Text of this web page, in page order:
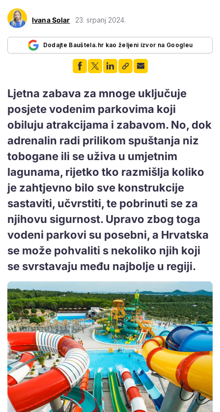
Ivana Solar 23. srpanj 2024.
Dodajte Bauštela.hr kao željeni izvor na Googleu
Ljetna zabava za mnoge uključuje
posjete vodenim parkovima koji
obiluju atrakcijama i zabavom. No, dok
adrenalin radi prilikom spuštanja niz
tobogane ili se uživa u umjetnim
lagunama, rijetko tko razmišlja koliko
je zahtjevno bilo sve konstrukcije
sastaviti, učvrstiti, te pobrinuti se za
njihovu sigurnost. Upravo zbog toga
vodeni parkovi su posebni, a Hrvatska
se može pohvaliti s nekoliko njih koji
se svrstavaju među najbolje u regiji.